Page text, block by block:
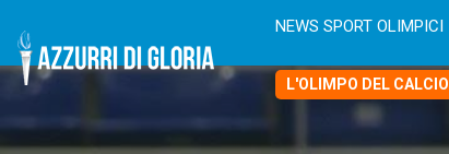
NEWS SPORT OLIMPICI
L'OLIMPO DEL CALCIO